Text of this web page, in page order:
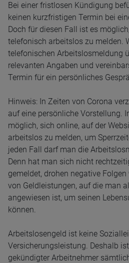
Bei einer fristlosen Kündigung
keinen kurzfristigen Termin bei
Doch für diesen Fall ist es
telefonisch arbeitslos zu melden.
telefonischen Arbeitslosmeldung
relevanten Angaben und
Termin für ein persönliches
Hinweis: In Zeiten von Corona
auf eine persönliche Vorstellung.
möglich, sich online, auf der
arbeitslos zu melden, um
jeden Fall darf man die
Denn hat man sich nicht
gemeldet, drohen negative
von Geldleistungen, auf die man
angewiesen ist, um seinen
können.
Arbeitslosengeld ist keine
Versicherungsleistung. Deshalb
gekündigter Arbeitnehmer